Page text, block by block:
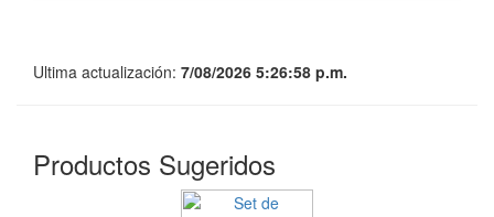
Ultima actualización: 7/08/2026 5:26:58 p.m.
Productos Sugeridos